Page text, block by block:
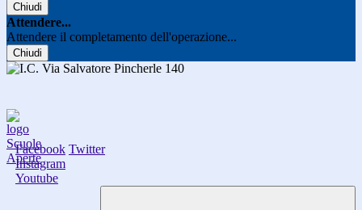
Chiudi
Attendere...
Attendere il completamento dell'operazione...
Chiudi
Facebook Twitter
Instagram
Youtube